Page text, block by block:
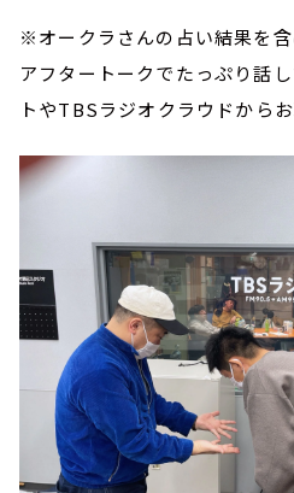
※オークラさんの占い結果を含
アフタートークでたっぷり話
トやTBSラジオクラウドからお